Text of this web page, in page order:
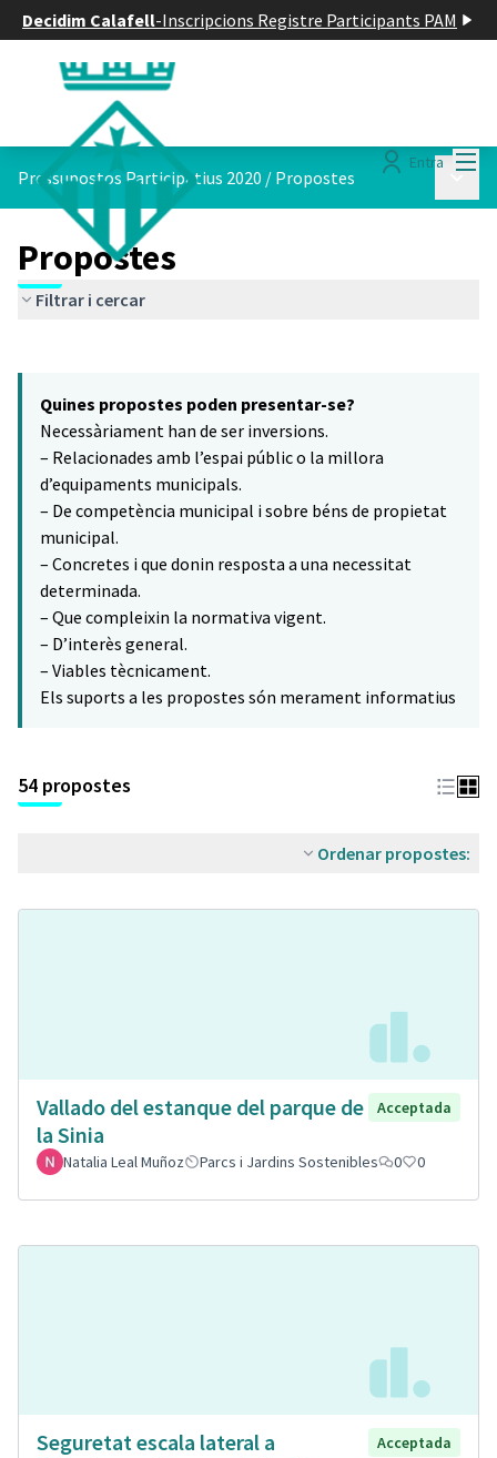
Decidim Calafell-Inscripcions Registre Participants PAM
Entra
Pressupostos Participatius 2020 / Propostes
Propostes
Filtrar i cercar
−
Quines propostes poden presentar-se?
Necessàriament han de ser inversions.
– Relacionades amb l’espai públic o la millora
d’equipaments municipals.
– De competència municipal i sobre béns de propietat
municipal.
– Concretes i que donin resposta a una necessitat
determinada.
– Que compleixin la normativa vigent.
– D’interès general.
– Viables tècnicament.
Els suports a les propostes són merament informatius
54 propostes
Ordenar propostes:
Vallado del estanque del parque de
la Sinia
Acceptada
Natalia Leal Muñoz Parcs i Jardins Sostenibles 0 0
Seguretat escala lateral a
Acceptada